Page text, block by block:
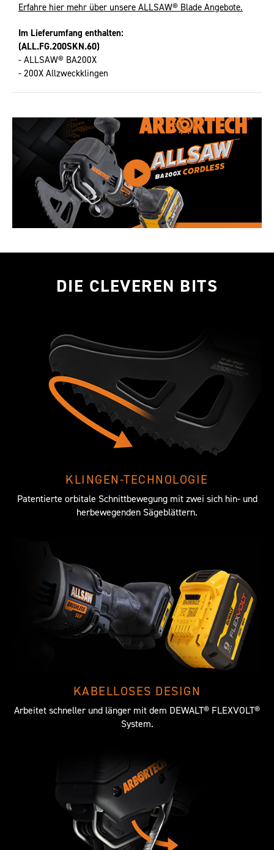
Erfahre hier mehr über unsere ALLSAW® Blade Angebote.
Im Lieferumfang enthalten:
(ALL.FG.200SKN.60)
- ALLSAW® BA200X
- 200X Allzweckklingen
DIE CLEVEREN BITS
KLINGEN-TECHNOLOGIE
Patentierte orbitale Schnittbewegung mit zwei sich hin- und
herbewegenden Sägeblättern.
KABELLOSES DESIGN
Arbeitet schneller und länger mit dem DEWALT® FLEXVOLT®
System.